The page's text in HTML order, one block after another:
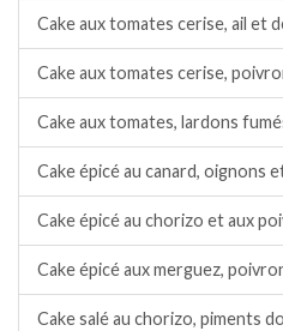
Cake aux tomates cerise, ail et
Cake aux tomates cerise,
Cake aux tomates, lardons
Cake épicé au canard, oignons
Cake épicé au chorizo et aux
Cake épicé aux merguez,
Cake salé au chorizo, piments